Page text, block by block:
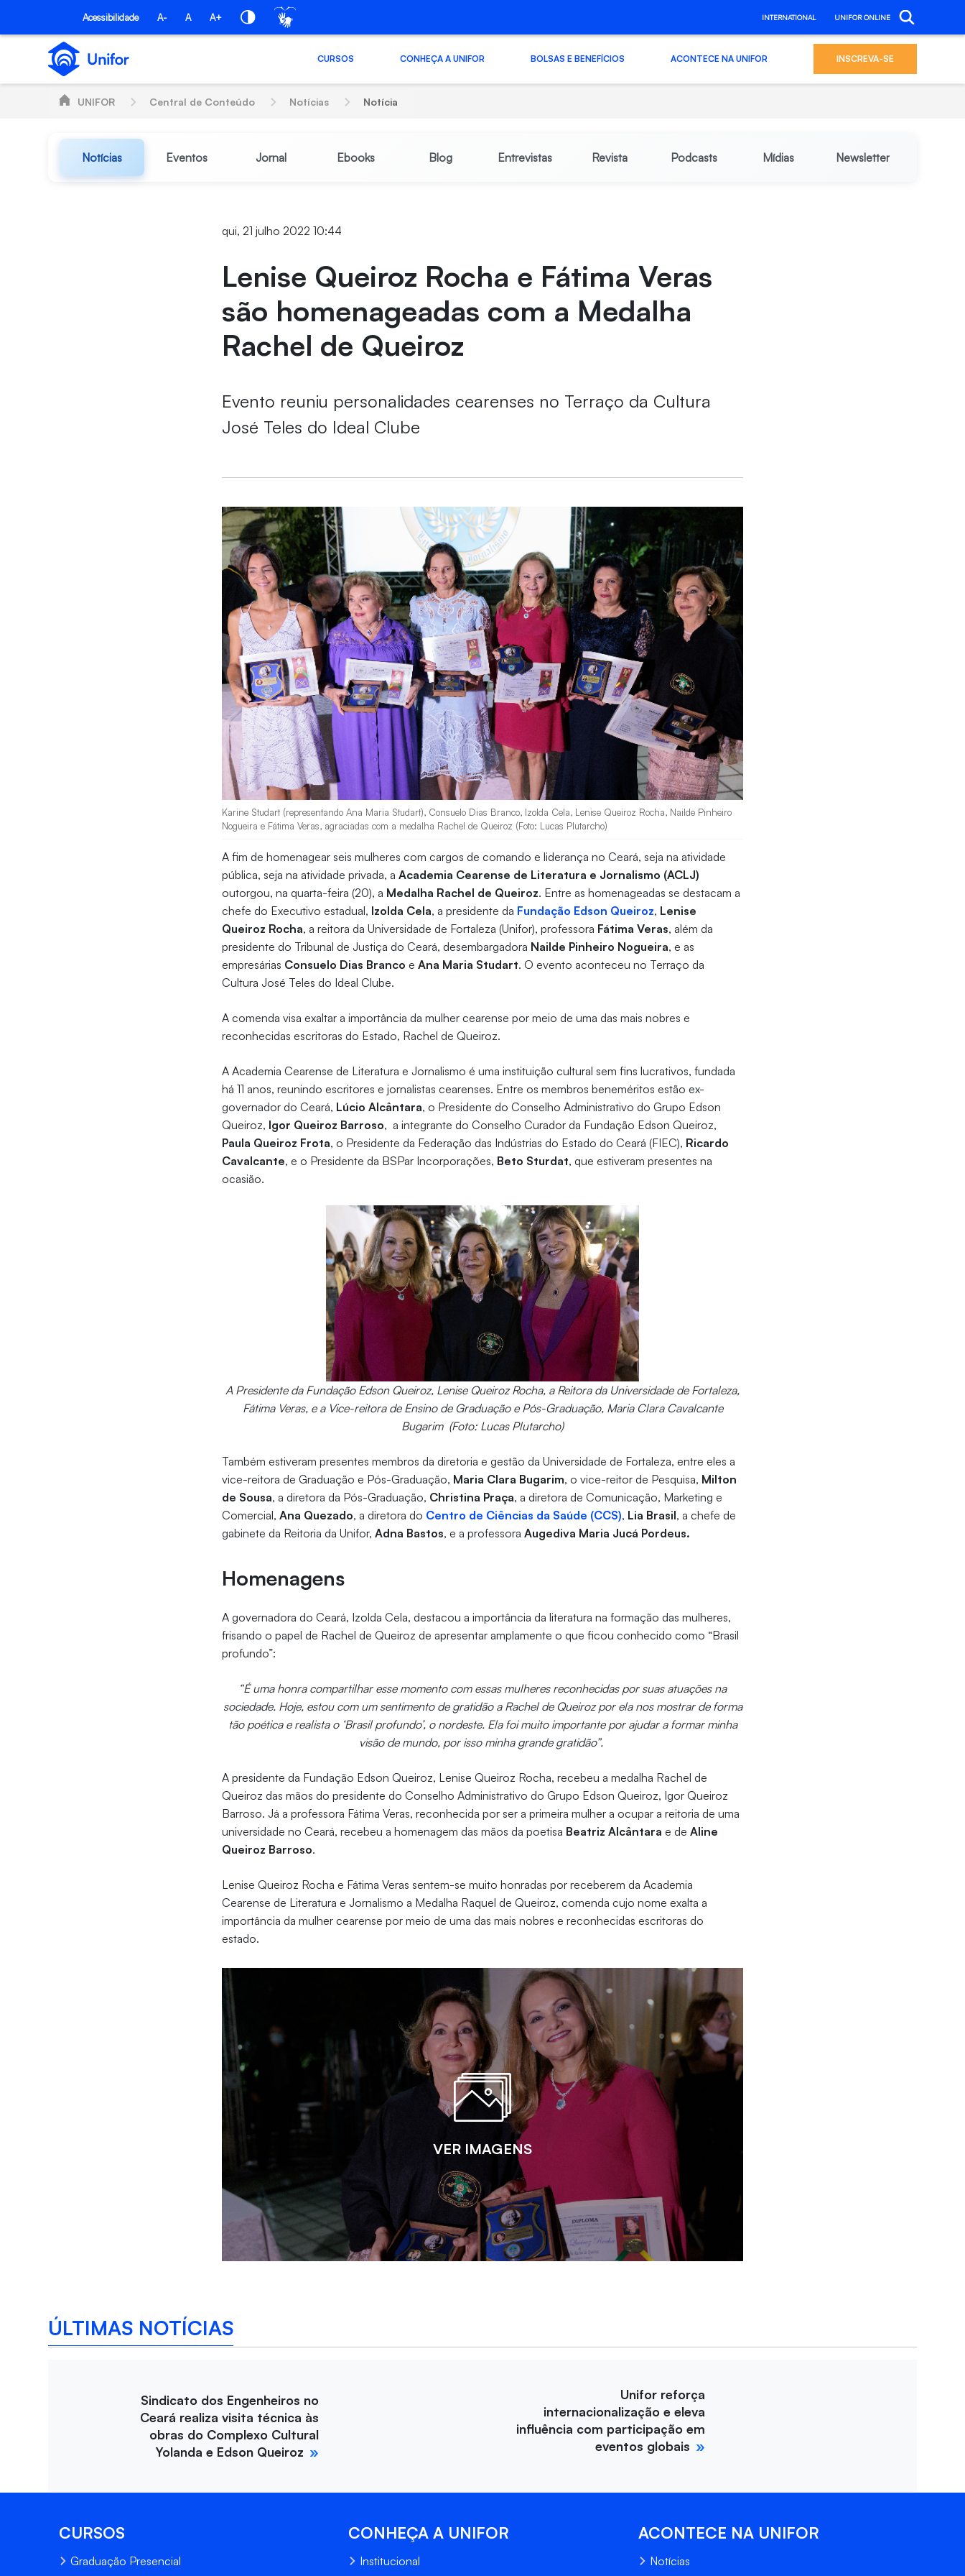
Pular para o Conteúdo principal
Acessibilidade A- A A+ INTERNATIONAL UNIFOR ONLINE
CURSOS CONHEÇA A UNIFOR BOLSAS E BENEFÍCIOS ACONTECE NA UNIFOR INSCREVA-SE
UNIFOR Central de Conteúdo Notícias Notícia
Notícias Eventos Jornal Ebooks Blog Entrevistas Revista Podcasts Mídias Newsletter
qui, 21 julho 2022 10:44
Lenise Queiroz Rocha e Fátima Veras
são homenageadas com a Medalha
Rachel de Queiroz
Evento reuniu personalidades cearenses no Terraço da Cultura
José Teles do Ideal Clube
Karine Studart (representando Ana Maria Studart), Consuelo Dias Branco, Izolda Cela, Lenise Queiroz Rocha, Nailde Pinheiro
Nogueira e Fátima Veras, agraciadas com a medalha Rachel de Queiroz (Foto: Lucas Plutarcho)
A fim de homenagear seis mulheres com cargos de comando e liderança no Ceará, seja na atividade
pública, seja na atividade privada, aAcademia Cearense de Literatura e Jornalismo (ACLJ)
outorgou, na quarta-feira (20), a Medalha Rachel de Queiroz. Entre as homenageadas se destacam a
chefe do Executivo estadual, Izolda Cela, a presidente da Fundação Edson Queiroz, Lenise
Queiroz Rocha, a reitora da Universidade de Fortaleza (Unifor), professora Fátima Veras, além da
presidente do Tribunal de Justiça do Ceará, desembargadora Nailde Pinheiro Nogueira, e as
empresárias Consuelo Dias Branco eAna Maria Studart. O evento aconteceu no Terraço da
Cultura José Teles do Ideal Clube.
A comenda visa exaltar a importância da mulher cearense por meio de uma das mais nobres e
reconhecidas escritoras do Estado, Rachel de Queiroz.
A Academia Cearense de Literatura e Jornalismo é uma instituição cultural sem fins lucrativos, fundada
há 11 anos, reunindo escritores e jornalistas cearenses. Entre os membros beneméritos estão ex-
governador do Ceará, Lúcio Alcântara, o Presidente do Conselho Administrativo do Grupo Edson
Queiroz, Igor Queiroz Barroso, a integrante do Conselho Curador da Fundação Edson Queiroz,
Paula Queiroz Frota, o Presidente da Federação das Indústrias do Estado do Ceará (FIEC), Ricardo
Cavalcante, e o Presidente da BSPar Incorporações, Beto Sturdat, que estiveram presentes na
ocasião.
A Presidente da Fundação Edson Queiroz, Lenise Queiroz Rocha, a Reitora da Universidade de Fortaleza,
Fátima Veras, e a Vice-reitora de Ensino de Graduação e Pós-Graduação, Maria Clara Cavalcante
Bugarim (Foto: Lucas Plutarcho)
Também estiveram presentes membros da diretoria e gestão da Universidade de Fortaleza, entre eles a
vice-reitora de Graduação e Pós-Graduação, Maria Clara Bugarim, o vice-reitor de Pesquisa, Milton
de Sousa, a diretora da Pós-Graduação, Christina Praça, a diretora de Comunicação, Marketing e
Comercial,Ana Quezado, a diretora do Centro de Ciências da Saúde (CCS), Lia Brasil, a chefe de
gabinete da Reitoria da Unifor,Adna Bastos, e a professoraAugediva Maria Jucá Pordeus.
Homenagens
A governadora do Ceará, Izolda Cela, destacou a importância da literatura na formação das mulheres,
frisando o papel de Rachel de Queiroz de apresentar amplamente o que ficou conhecido como “Brasil
profundo”:
“É uma honra compartilhar esse momento com essas mulheres reconhecidas por suas atuações na
sociedade. Hoje, estou com um sentimento de gratidão a Rachel de Queiroz por ela nos mostrar de forma
tão poética e realista o ‘Brasil profundo’, o nordeste. Ela foi muito importante por ajudar a formar minha
visão de mundo, por isso minha grande gratidão”.
A presidente da Fundação Edson Queiroz, Lenise Queiroz Rocha, recebeu a medalha Rachel de
Queiroz das mãos do presidente do Conselho Administrativo do Grupo Edson Queiroz, Igor Queiroz
Barroso. Já a professora Fátima Veras, reconhecida por ser a primeira mulher a ocupar a reitoria de uma
universidade no Ceará, recebeu a homenagem das mãos da poetisa Beatriz Alcântara e deAline
Queiroz Barroso.
Lenise Queiroz Rocha e Fátima Veras sentem-se muito honradas por receberem da Academia
Cearense de Literatura e Jornalismo a Medalha Raquel de Queiroz, comenda cujo nome exalta a
importância da mulher cearense por meio de uma das mais nobres e reconhecidas escritoras do
estado.
VER IMAGENS
ÚLTIMAS NOTÍCIAS
Sindicato dos Engenheiros no
Ceará realiza visita técnica às
obras do Complexo Cultural
Yolanda e Edson Queiroz
Unifor reforça
internacionalização e eleva
influência com participação em
eventos globais
CURSOS
Graduação Presencial
CONHEÇA A UNIFOR
Institucional
ACONTECE NA UNIFOR
Notícias